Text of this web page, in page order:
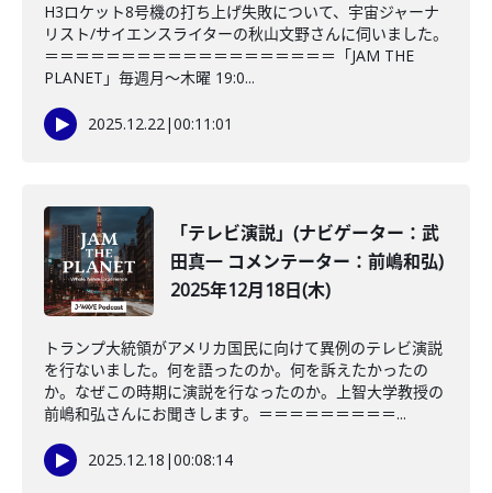
H3ロケット8号機の打ち上げ失敗について、宇宙ジャーナ
リスト/サイエンスライターの秋山文野さんに伺いました。
＝＝＝＝＝＝＝＝＝＝＝＝＝＝＝＝＝＝＝「JAM THE
PLANET」毎週月～木曜 19:0...
2025.12.22|00:11:01
「テレビ演説」(ナビゲーター：武
田真一 コメンテーター：前嶋和弘)
2025年12月18日(木)
トランプ大統領がアメリカ国民に向けて異例のテレビ演説
を行ないました。何を語ったのか。何を訴えたかったの
か。なぜこの時期に演説を行なったのか。上智大学教授の
前嶋和弘さんにお聞きします。＝＝＝＝＝＝＝＝＝...
2025.12.18 |00:08:14